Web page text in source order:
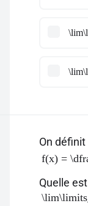
On
f(x) =
Quelle